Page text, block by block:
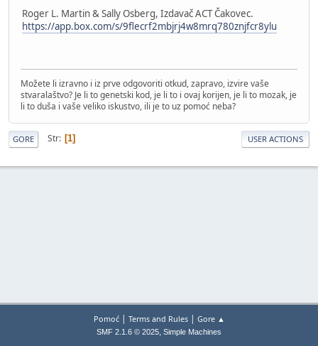
Roger L. Martin & Sally Osberg, Izdavač ACT Čakovec.
https://app.box.com/s/9flecrf2mbjrj4w8mrq780znjfcr8ylu
Možete li izravno i iz prve odgovoriti otkud, zapravo, izvire vaše
stvaralaštvo? Je li to genetski kod, je li to i ovaj korijen, je li to mozak, je
li to duša i vaše veliko iskustvo, ili je to uz pomoć neba?
GORE Str 1 USER ACTIONS
Pomoć| Terms and Rules| Gore ▲
SMF 2.1.6 © 2025, Simple Machines